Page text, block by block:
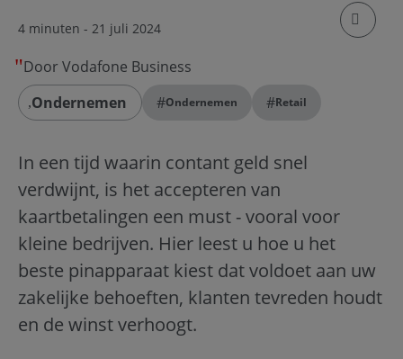
4 minuten - 21 juli 2024
klik om
Door Vodafone Business
Ondernemen
#Ondernemen #Retail
In een tijd waarin contant geld snel
verdwijnt, is het accepteren van
kaartbetalingen een must - vooral voor
kleine bedrijven. Hier leest u hoe u het
beste pinapparaat kiest dat voldoet aan uw
zakelijke behoeften, klanten tevreden houdt
en de winst verhoogt.